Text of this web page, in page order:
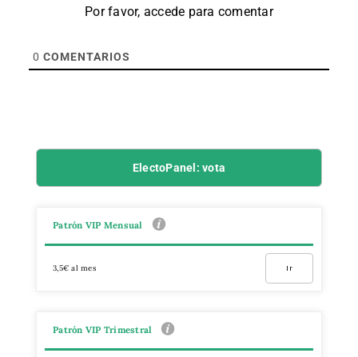
Por favor, accede para comentar
0 COMENTARIOS
ElectoPanel: vota
Patrón VIP Mensual
3,5€ al mes Ir
Patrón VIP Trimestral